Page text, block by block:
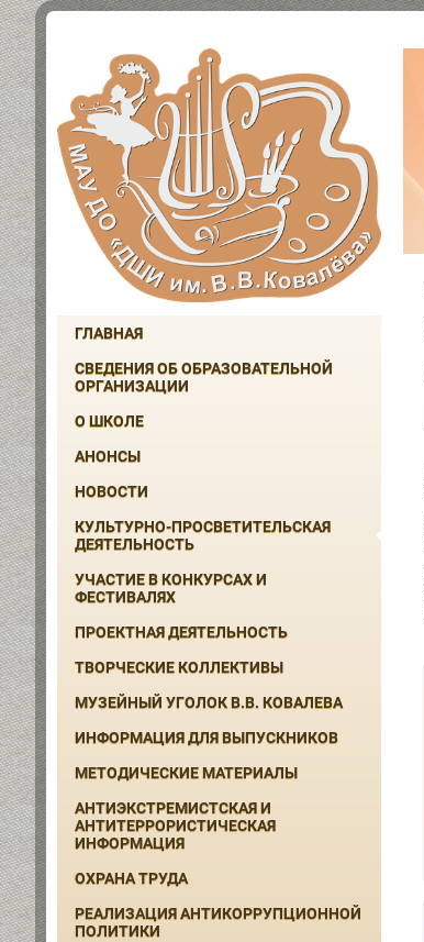
ГЛАВНАЯ
СВЕДЕНИЯ ОБ ОБРАЗОВАТЕЛЬНОЙ
ОРГАНИЗАЦИИ
О ШКОЛЕ
АНОНСЫ
НОВОСТИ
КУЛЬТУРНО-ПРОСВЕТИТЕЛЬСКАЯ
ДЕЯТЕЛЬНОСТЬ
УЧАСТИЕ В КОНКУРСАХ И
ФЕСТИВАЛЯХ
ПРОЕКТНАЯ ДЕЯТЕЛЬНОСТЬ
ТВОРЧЕСКИЕ КОЛЛЕКТИВЫ
МУЗЕЙНЫЙ УГОЛОК В.В. КОВАЛЕВА
ИНФОРМАЦИЯ ДЛЯ ВЫПУСКНИКОВ
МЕТОДИЧЕСКИЕ МАТЕРИАЛЫ
АНТИЭКСТРЕМИСТСКАЯ И
АНТИТЕРРОРИСТИЧЕСКАЯ
ИНФОРМАЦИЯ
ОХРАНА ТРУДА
РЕАЛИЗАЦИЯ АНТИКОРРУПЦИОННОЙ
ПОЛИТИКИ